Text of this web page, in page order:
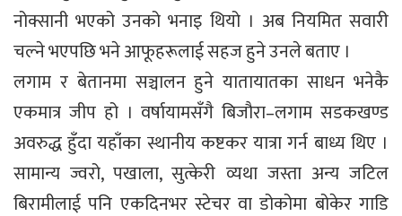
नोक्सानी भएको उनको भनाइ थियो । अब नियमित सवारी
चल्ने भएपछि भने आफूहरूलाई सहज हुने उनले बताए ।
लगाम र बेतानमा सञ्चालन हुने यातायातका साधन भनेकै
एकमात्र जीप हो । वर्षायामसँगै बिजौरा–लगाम सडकखण्ड
अवरुद्ध हुँदा यहाँका स्थानीय कष्टकर यात्रा गर्न बाध्य थिए ।
सामान्य ज्वरो, पखाला, सुत्केरी व्यथा जस्ता अन्य जटिल
बिरामीलाई पनि एकदिनभर स्टेचर वा डोकोमा बोकेर गाडि